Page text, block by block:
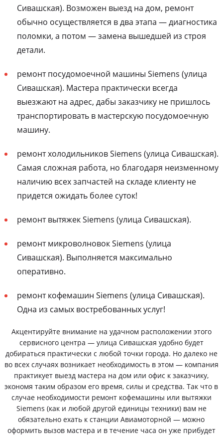
Сивашская). Возможен выезд на дом, ремонт
обычно осуществляется в два этапа — диагностика
поломки, а потом — замена вышедшей из строя
детали.
ремонт посудомоечной машины Siemens (улица
Сивашская). Мастера практически всегда
выезжают на адрес, дабы заказчику не пришлось
транспортировать в мастерскую посудомоечную
машину.
ремонт холодильников Siemens (улица Сивашская).
Самая сложная работа, но благодаря неизменному
наличию всех запчастей на складе клиенту не
придется ожидать более суток!
ремонт вытяжек Siemens (улица Сивашская).
ремонт микроволновок Siemens (улица
Сивашская). Выполняется максимально
оперативно.
ремонт кофемашин Siemens (улица Сивашская).
Одна из самых востребованных услуг!
Акцентируйте внимание на удачном расположении этого
сервисного центра — улица Сивашская удобно будет
добираться практически с любой точки города. Но далеко не
во всех случаях возникает необходимость в этом — компания
практикует выезд мастера на дом или офис к заказчику,
экономя таким образом его время, силы и средства. Так что в
случае необходимости ремонт кофемашины или вытяжки
Siemens (как и любой другой единицы техники) вам не
обязательно ехать к станции Авиамоторной — можно
оформить вызов мастера и в течение часа он уже прибудет